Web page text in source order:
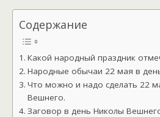
Содержание
Какой народный праздник
Народные обычаи 22 мая в
Что можно и надо сделать 22
Вешнего.
Заговор в день Николы